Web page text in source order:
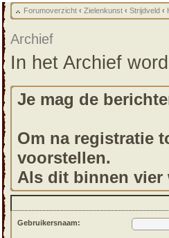
Forumoverzicht ‹ Zielenkunst ‹ Strijdveld ‹
Archief
In het Archief
Je mag de
Om na registratie
voorstellen.
Als dit binnen vier
Gebruikersnaam: